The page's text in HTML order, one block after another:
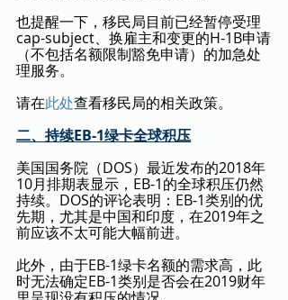
也提醒一下，移民局目前已经暂停受理
cap-subject、换雇主和变更的H-1B申请
（不包括名额限制豁免申请）的加急处
理服务。
请在此处查看移民局的相关政策。
二、持续EB-1绿卡全球积压
美国国务院（DOS）最近发布的2018年
10月排期表显示，EB-1的全球积压仍然
持续。DOS的评论表明：EB-1类别的优
先期，尤其是中国和印度，在2019年之
前应该不太可能大幅前进。
此外，由于EB-1绿卡名额的需求高，此
时无法确定EB-1类别是否会在2019财年